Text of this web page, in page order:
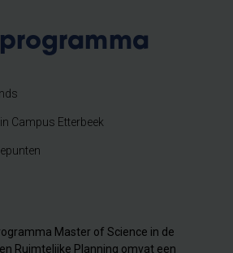
Campus Etterbeek
Master of Science in de
Ruimtelijke Planning omvat een